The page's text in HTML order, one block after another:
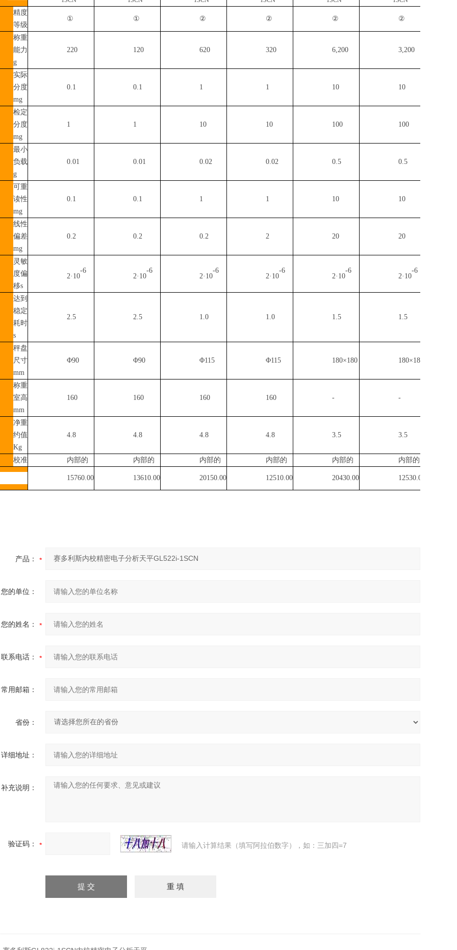
精度
等级
① ① ② ② ② ②
称重
能力
g
220 120 620 320 6,200 3,200
实际
分度
mg
0.1 0.1 1 1 10 10
检定
分度
mg
1 1 10 10 100 100
最小
负载
g
0.01 0.01 0.02 0.02 0.5 0.5
可重
读性
mg
0.1 0.1 1 1 10 10
线性
偏差
mg
0.2 0.2 0.2 2 20 20
灵敏
度偏
移s
2·10
-6
2·10
-6
2·10
-6
2·10
-6
2·10
-6
2·10
-6
达到
稳定
耗时
s
2.5 2.5 1.0 1.0 1.5 1.5
秤盘
尺寸
mm
Φ90 Φ90 Φ115 Φ115 180×180 180×180
称重
室高
mm
160 160 160 160 - -
净重
约值
Kg
4.8 4.8 4.8 4.8 3.5 3.5
校准 内部的 内部的 内部的 内部的 内部的 内部的
15760.00 13610.00 20150.00 12510.00 20430.00 12530.00
产品：
您的单位：
您的姓名：
联系电话：
常用邮箱：
省份：
详细地址：
补充说明：
验证码： 请输入计算结果（填写阿拉伯数字），如：三加四=7